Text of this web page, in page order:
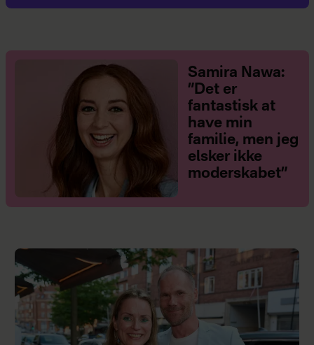
Samira Nawa:
”Det er
fantastisk at
have min
familie, men jeg
elsker ikke
moderskabet”